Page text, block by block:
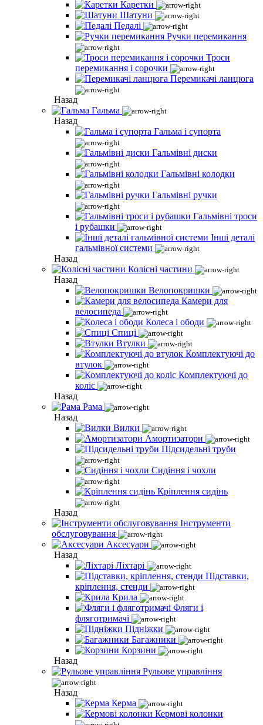
Каретки
Шатуни
Педалі
Ручки перемикання
Троси
перемикання і сорочки
Перемикачі ланцюга
Назад
Гальма
Назад
Гальма і супорта
Гальмівні диски
Гальмівні колодки
Гальмівні ручки
Гальмівні троси
і рубашки
Інші деталі
гальмівної системи
Назад
Колісні частини
Назад
Велопокришки
Камери для
велосипеда
Колеса і ободи
Спиці
Втулки
Комплектуючі до
втулок
Комплектуючі до
коліс
Назад
Рама
Назад
Вилки
Амортизатори
Підсидельні труби
Сидіння і чохли
Кріплення сидінь
Назад
Інструменти
обслуговування
Аксесуари
Назад
Ліхтарі
Підставки,
кріплення, стенди
Крила
Фляги і
фляготримачі
Підніжки
Багажники
Корзини
Назад
Рульове управління
Назад
Керма
Кермові колонки